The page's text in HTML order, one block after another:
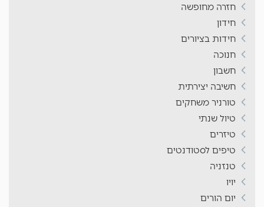
חזרה מחופשה
חידון
חידות בציורים
חנוכה
חשבון
חשיבה יצירתית
טורניר משחקים
טיול שנתי
טיזרים
טיפים לסטודנטים
טנזניה
יויו
יום הורים